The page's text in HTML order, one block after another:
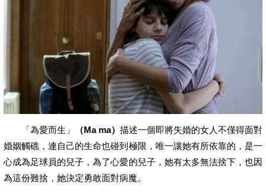
「為愛而生」 （Ma ma） 描述一個即將失婚的女人不僅得面對
婚姻觸礁，連自己的生命也碰到極限，唯一讓她有所依靠的，是一
心成為足球員的兒子，為了心愛的兒子，她有太多無法捨下，也因
為這份難捨，她決定勇敢面對病魔。